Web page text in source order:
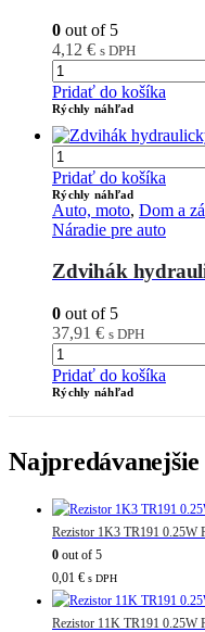
0 out of 5
4,12 € s DPH
Pridať do košíka
Rýchly náhľad
Pridať do košíka
Rýchly náhľad
Auto, moto, Dom a
Náradie pre auto
Zdvihák
0 out of 5
37,91 € s DPH
Pridať do košíka
Rýchly náhľad
Rezistor 1K3 TR191 0.25W
0 out of 5
0,01 € s DPH
Rezistor 11K TR191 0.25W